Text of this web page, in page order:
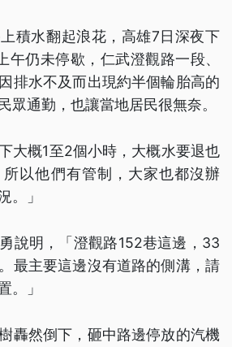
積水翻起浪花，高雄7日深夜下
午仍未停歇，仁武澄觀路一段、
排水不及而出現約半個輪胎高的
眾通勤，也讓當地居民很無奈。
大概1至2個小時，大概水要退也
以他們有管制，大家也都沒辦
。」
說明，「澄觀路152巷這邊，33
最主要這邊沒有道路的側溝，請
。」
轟然倒下，砸中路邊停放的汽機